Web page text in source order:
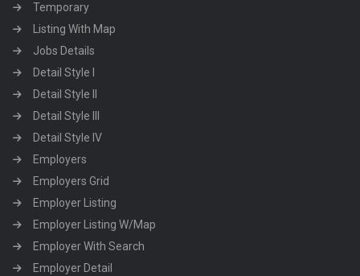
Temporary
Listing With Map
Jobs Details
Detail Style I
Detail Style II
Detail Style III
Detail Style IV
Employers
Employers Grid
Employer Listing
Employer Listing W/Map
Employer With Search
Employer Detail